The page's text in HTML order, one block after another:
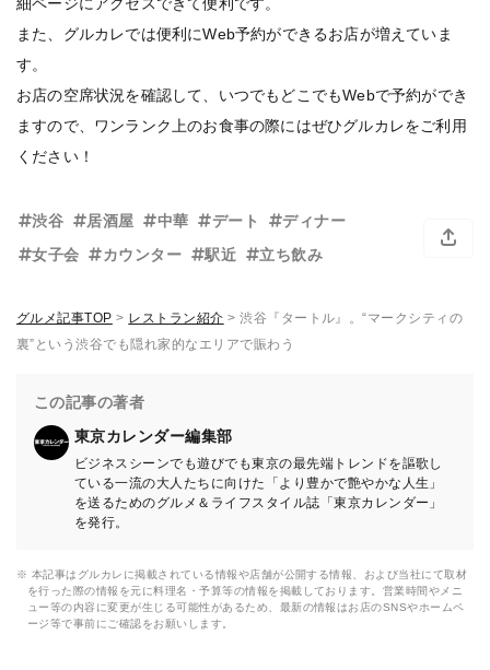
また、グルカレでは便利にWeb予約ができるお店が増えていま
す。
お店の空席状況を確認して、いつでもどこでもWebで予約ができ
ますので、ワンランク上のお食事の際にはぜひグルカレをご利用
ください！
渋谷 居酒屋 中華 デート
ディナー
女子会
カウンター 駅近 立ち飲み
グルメ記事TOP > レストラン紹介 > 渋谷『タートル』。“マークシティの
裏”という渋谷でも隠れ家的なエリアで賑わう
この記事の著者
東京カレンダー編集部
ビジネスシーンでも遊びでも東京の最先端トレンドを謳歌し
ている一流の大人たちに向けた「より豊かで艶やかな人生」
を送るためのグルメ＆ライフスタイル誌「東京カレンダー」
を発行。
※ 本記事はグルカレに掲載されている情報や店舗が公開する情報、および当社にて取材
を行った際の情報を元に料理名・予算等の情報を掲載しております。営業時間やメニ
ュー等の内容に変更が生じる可能性があるため、最新の情報はお店のSNSやホームペ
ージ等で事前にご確認をお願いします。